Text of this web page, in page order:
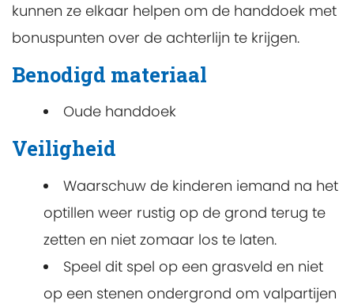
kunnen ze elkaar helpen om de handdoek met
bonuspunten over de achterlijn te krijgen.
Benodigd materiaal
Oude handdoek
Veiligheid
Waarschuw de kinderen iemand na het
optillen weer rustig op de grond terug te
zetten en niet zomaar los te laten.
Speel dit spel op een grasveld en niet
op een stenen ondergrond om valpartijen